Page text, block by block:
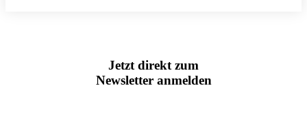
Jetzt direkt zum
Newsletter anmelden